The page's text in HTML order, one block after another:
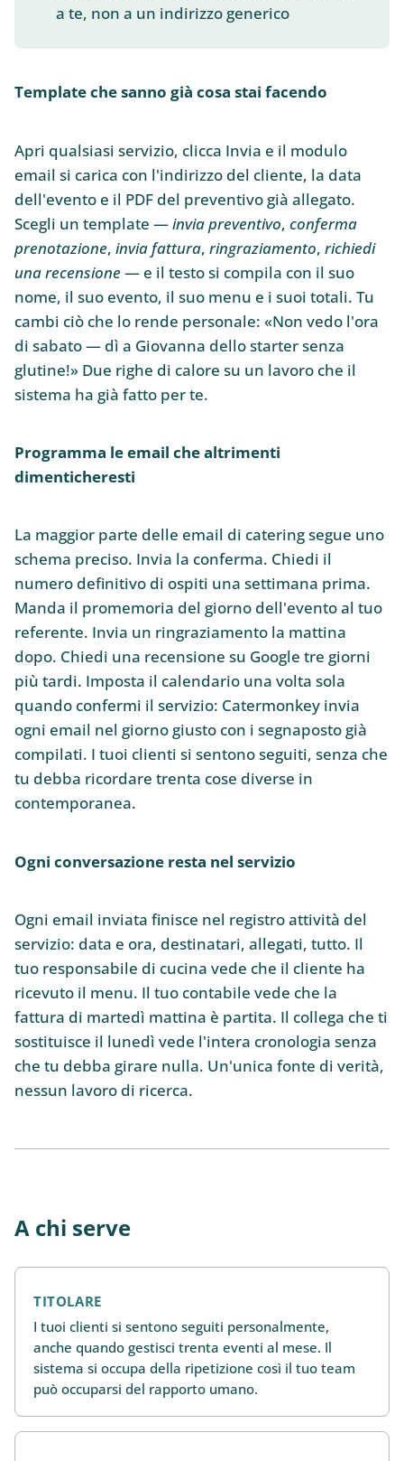
a te, non a un indirizzo generico
Template che sanno già cosa stai facendo
Apri qualsiasi servizio, clicca Invia e il modulo
email si carica con l'indirizzo del cliente, la data
dell'evento e il PDF del preventivo già allegato.
Scegli un template —invia preventivo, conferma
prenotazione, invia fattura, ringraziamento, richiedi
una recensione— e il testo si compila con il suo
nome, il suo evento, il suo menu e i suoi totali. Tu
cambi ciò che lo rende personale: «Non vedo l'ora
di sabato — dì a Giovanna dello starter senza
glutine!» Due righe di calore su un lavoro che il
sistema ha già fatto per te.
Programma le email che altrimenti
dimenticheresti
La maggior parte delle email di catering segue uno
schema preciso. Invia la conferma. Chiedi il
numero definitivo di ospiti una settimana prima.
Manda il promemoria del giorno dell'evento al tuo
referente. Invia un ringraziamento la mattina
dopo. Chiedi una recensione su Google tre giorni
più tardi. Imposta il calendario una volta sola
quando confermi il servizio: Catermonkey invia
ogni email nel giorno giusto con i segnaposto già
compilati. I tuoi clienti si sentono seguiti, senza che
tu debba ricordare trenta cose diverse in
contemporanea.
Ogni conversazione resta nel servizio
Ogni email inviata finisce nel registro attività del
servizio: data e ora, destinatari, allegati, tutto. Il
tuo responsabile di cucina vede che il cliente ha
ricevuto il menu. Il tuo contabile vede che la
fattura di martedì mattina è partita. Il collega che ti
sostituisce il lunedì vede l'intera cronologia senza
che tu debba girare nulla. Un'unica fonte di verità,
nessun lavoro di ricerca.
A chi serve
TITOLARE
I tuoi clienti si sentono seguiti personalmente,
anche quando gestisci trenta eventi al mese. Il
sistema si occupa della ripetizione così il tuo team
può occuparsi del rapporto umano.